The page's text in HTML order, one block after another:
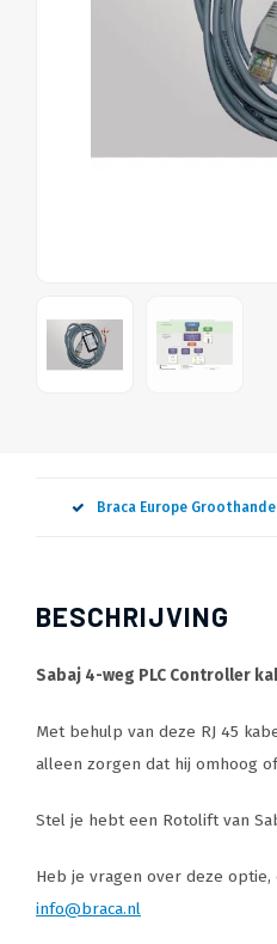
Braca Europe
BESCHRIJVING
Sabaj 4-weg PLC Controller
Met behulp van deze RJ 45
alleen zorgen dat hij omhoog
Stel je hebt een Rotolift van
Heb je vragen over deze optie,
info@braca.nl